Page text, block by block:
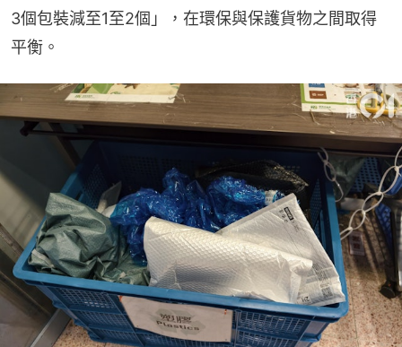
3個包裝減至1至2個」，在環保與保護貨物之間取得
平衡。